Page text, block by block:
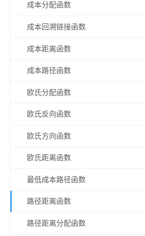
成本分配函数
成本回溯链接函数
成本距离函数
成本路径函数
欧氏分配函数
欧氏反向函数
欧氏方向函数
欧氏距离函数
最低成本路径函数
路径距离函数
路径距离分配函数